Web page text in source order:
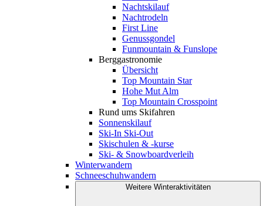
Nachtskilauf
Nachtrodeln
First Line
Genussgondel
Funmountain & Funslope
Berggastronomie
Übersicht
Top Mountain Star
Hohe Mut Alm
Top Mountain Crosspoint
Rund ums Skifahren
Sonnenskilauf
Ski-In Ski-Out
Skischulen & -kurse
Ski- & Snowboardverleih
Winterwandern
Schneeschuhwandern
Weitere Winteraktivitäten